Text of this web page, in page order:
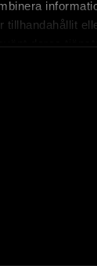
tillhandahållit